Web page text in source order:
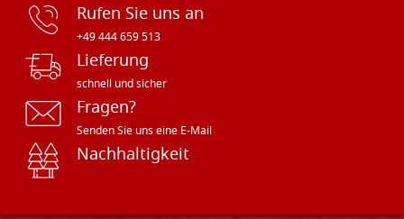
Rufen Sie uns an
+49 444 659 513
Lieferung
schnell und sicher
Fragen?
Senden Sie uns eine E-Mail
Nachhaltigkeit